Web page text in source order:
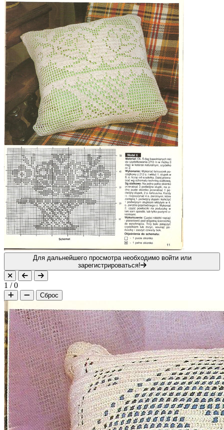
Для дальнейшего просмотра необходимо войти или
зарегистрироваться!
1 /0
Сброс